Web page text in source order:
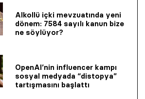
Alkollü içki mevzuatında yeni
dönem: 7584 sayılı kanun bize
ne söylüyor?
OpenAI’nin influencer kampı
sosyal medyada “distopya”
tartışmasını başlattı